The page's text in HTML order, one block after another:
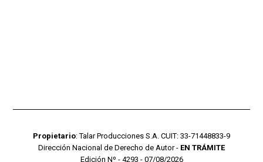
Propietario: Talar Producciones S.A. CUIT: 33-71448833-9
Dirección Nacional de Derecho de Autor - EN TRÁMITE
Edición Nº - 4293 - 07/08/2026